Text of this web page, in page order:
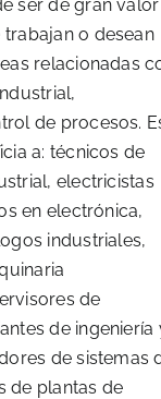
ser de gran valor
o desean
relacionadas
de procesos.
a: técnicos de
electricistas
en electrónica,
industriales,
de
de ingeniería
de sistemas
de plantas de